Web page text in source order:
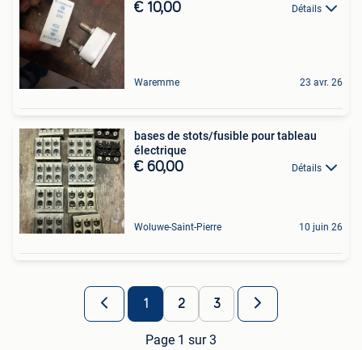
€ 10,00 Détails
Waremme 23 avr. 26
bases de stots/fusible pour tableau
électrique
€ 60,00 Détails
Woluwe-Saint-Pierre 10 juin 26
1 2 3
Page 1 sur 3